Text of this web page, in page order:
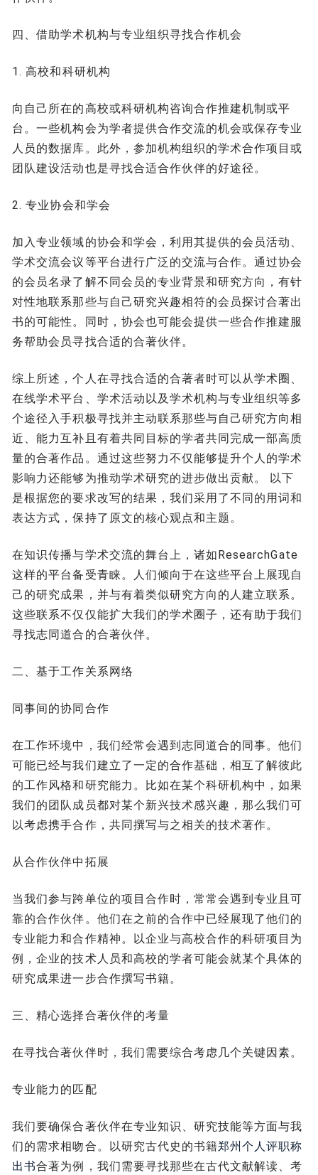
四、借助学术机构与专业组织寻找合作机会
1. 高校和科研机构
向自己所在的高校或科研机构咨询合作推建机制或平
台。一些机构会为学者提供合作交流的机会或保存专业
人员的数据库。此外，参加机构组织的学术合作项目或
团队建设活动也是寻找合适合作伙伴的好途径。
2. 专业协会和学会
加入专业领域的协会和学会，利用其提供的会员活动、
学术交流会议等平台进行广泛的交流与合作。通过协会
的会员名录了解不同会员的专业背景和研究方向，有针
对性地联系那些与自己研究兴趣相符的会员探讨合著出
书的可能性。同时，协会也可能会提供一些合作推建服
务帮助会员寻找合适的合著伙伴。
综上所述，个人在寻找合适的合著者时可以从学术圈、
在线学术平台、学术活动以及学术机构与专业组织等多
个途径入手积极寻找并主动联系那些与自己研究方向相
近、能力互补且有着共同目标的学者共同完成一部高质
量的合著作品。通过这些努力不仅能够提升个人的学术
影响力还能够为推动学术研究的进步做出贡献。 以下
是根据您的要求改写的结果，我们采用了不同的用词和
表达方式，保持了原文的核心观点和主题。
在知识传播与学术交流的舞台上，诸如ResearchGate
这样的平台备受青睐。人们倾向于在这些平台上展现自
己的研究成果，并与有着类似研究方向的人建立联系。
这些联系不仅仅能扩大我们的学术圈子，还有助于我们
寻找志同道合的合著伙伴。
二、基于工作关系网络
同事间的协同合作
在工作环境中，我们经常会遇到志同道合的同事。他们
可能已经与我们建立了一定的合作基础，相互了解彼此
的工作风格和研究能力。比如在某个科研机构中，如果
我们的团队成员都对某个新兴技术感兴趣，那么我们可
以考虑携手合作，共同撰写与之相关的技术著作。
从合作伙伴中拓展
当我们参与跨单位的项目合作时，常常会遇到专业且可
靠的合作伙伴。他们在之前的合作中已经展现了他们的
专业能力和合作精神。以企业与高校合作的科研项目为
例，企业的技术人员和高校的学者可能会就某个具体的
研究成果进一步合作撰写书籍。
三、精心选择合著伙伴的考量
在寻找合著伙伴时，我们需要综合考虑几个关键因素。
专业能力的匹配
我们要确保合著伙伴在专业知识、研究技能等方面与我
们的需求相吻合。以研究古代史的书籍郑州个人评职称
出书合著为例，我们需要寻找那些在古代文献解读、考